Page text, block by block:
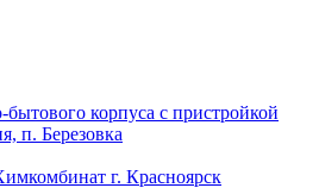
корпуса с пристройкой
п. Березовка
г. Красноярск